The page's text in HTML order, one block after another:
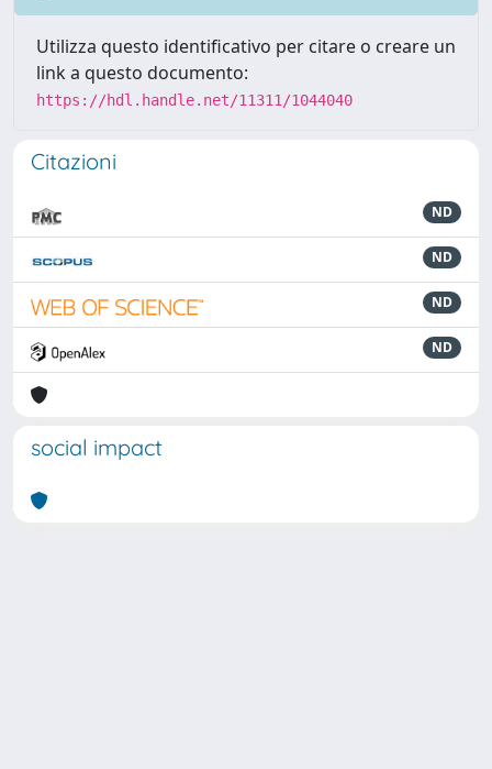
Utilizza questo identificativo per citare o creare un
link a questo documento:
https://hdl.handle.net/11311/1044040
Citazioni
ND
ND
ND
ND
social impact